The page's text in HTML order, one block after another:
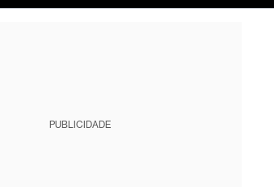
PUBLICIDADE